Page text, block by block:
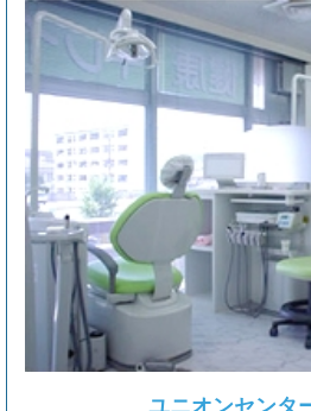
11/28（土） 午前中
12/25（金） PM2:30～6:30
ご予約をお待ちしております。
2026.03.30
カード決済ご利用について
これまで自由診療の場合のみ
としておりましたが、患者様
く、４月１日（水）より本院
が、3,000円以上の保険診療で
になります。
ユニオンセンタ